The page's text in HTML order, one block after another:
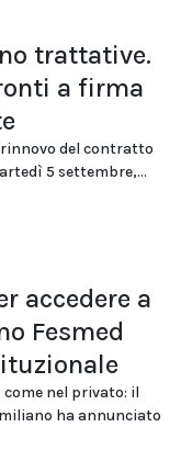
trattative.
a firma
del contratto
5 settembre,...
accedere a
Fesmed
nel privato: il
ha annunciato